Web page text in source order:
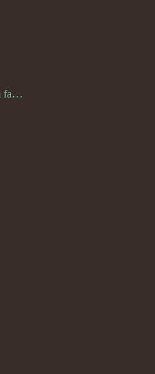
Very importent infromation from family Schwulst